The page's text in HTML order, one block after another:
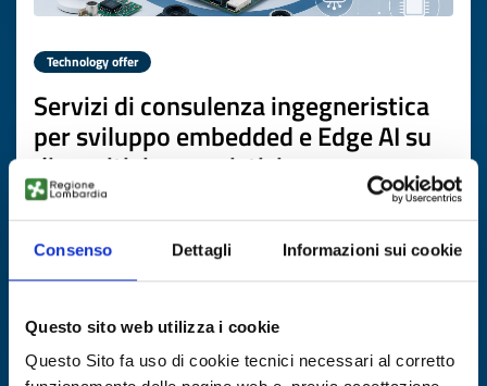
Consenso Dettagli Informazioni sui cookie
Questo sito web utilizza i cookie
Questo Sito fa uso di cookie tecnici necessari al corretto
Technology offer
Servizi di consulenza ingegneristica
per sviluppo embedded e Edge AI su
dispositivi sensoristici
ID: TOES20260706006